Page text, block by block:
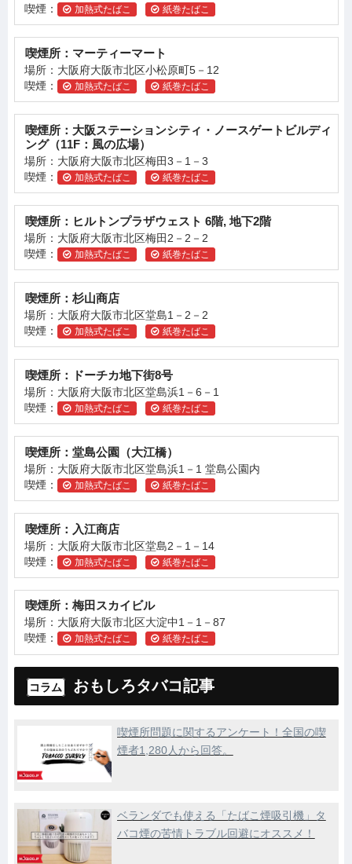
喫煙：
加熱式たばこ 紙巻たばこ
喫煙所：マーティーマート
場所：大阪府大阪市北区小松原町5－12
喫煙：
加熱式たばこ 紙巻たばこ
喫煙所：大阪ステーションシティ・ノースゲートビルディ
ング（11F：風の広場）
場所：大阪府大阪市北区梅田3－1－3
喫煙：
加熱式たばこ 紙巻たばこ
喫煙所：ヒルトンプラザウェスト 6階, 地下2階
場所：大阪府大阪市北区梅田2－2－2
喫煙：
加熱式たばこ 紙巻たばこ
喫煙所：杉山商店
場所：大阪府大阪市北区堂島1－2－2
喫煙：
加熱式たばこ 紙巻たばこ
喫煙所：ドーチカ地下街8号
場所：大阪府大阪市北区堂島浜1－6－1
喫煙：
加熱式たばこ 紙巻たばこ
喫煙所：堂島公園（大江橋）
場所：大阪府大阪市北区堂島浜1－1 堂島公園内
喫煙：
加熱式たばこ 紙巻たばこ
喫煙所：入江商店
場所：大阪府大阪市北区堂島2－1－14
喫煙：
加熱式たばこ 紙巻たばこ
喫煙所：梅田スカイビル
場所：大阪府大阪市北区大淀中1－1－87
喫煙：
加熱式たばこ 紙巻たばこ
コラム おもしろタバコ記事
喫煙所問題に関するアンケート！全国の喫
煙者1,280人から回答。
ベランダでも使える「たばこ煙吸引機」タ
バコ煙の苦情トラブル回避にオススメ！